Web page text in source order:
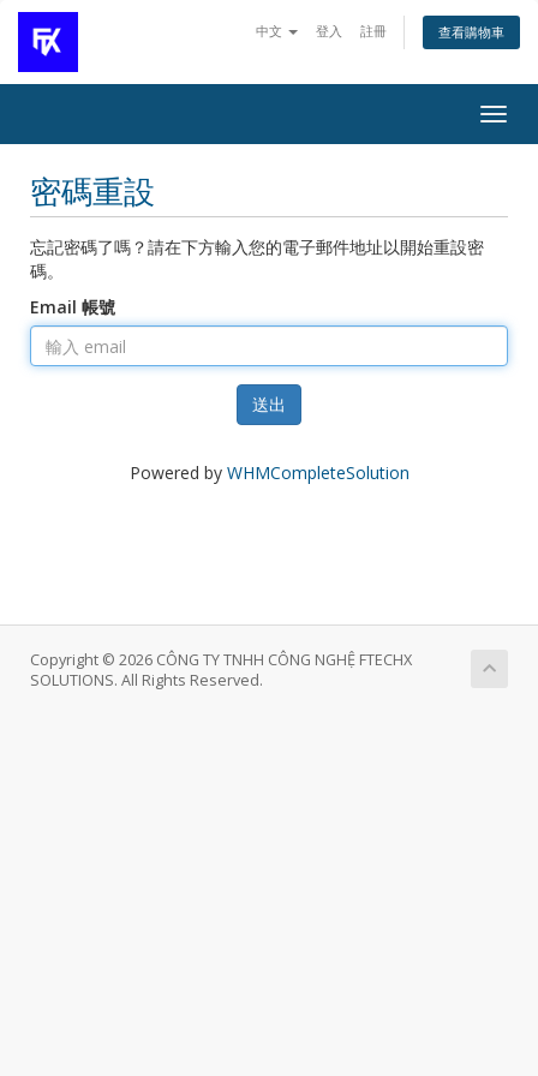
中文 登入 註冊 查看購物車
密碼重設
忘記密碼了嗎？請在下方輸入您的電子郵件地址以開始重設密
碼。
Email 帳號
送出
Powered by WHMCompleteSolution
Copyright © 2026 CÔNG TY TNHH CÔNG NGHỆ FTECHX
SOLUTIONS. All Rights Reserved.